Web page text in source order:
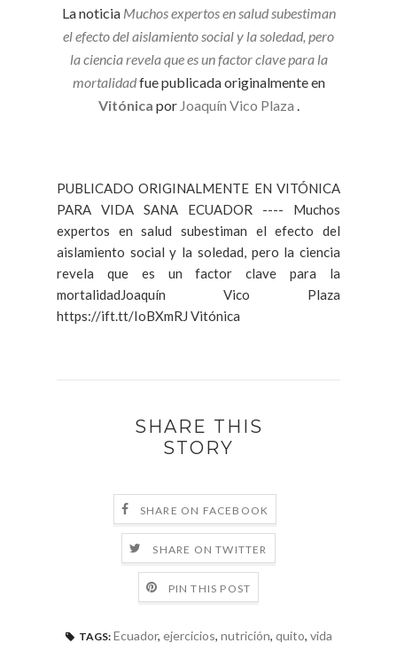
La noticia Muchos expertos en salud subestiman
el efecto del aislamiento social y la soledad, pero
la ciencia revela que es un factor clave para la
mortalidadfue publicada originalmente en
Vitónica por Joaquín Vico Plaza .
PUBLICADO ORIGINALMENTE EN VITÓNICA
PARA VIDA SANA ECUADOR ---- Muchos
expertos en salud subestiman el efecto del
aislamiento social y la soledad, pero la ciencia
revela que es un factor clave para la
mortalidadJoaquín Vico Plaza
https://ift.tt/IoBXmRJ Vitónica
SHARE THIS
STORY
SHARE ON FACEBOOK
SHARE ON TWITTER
PIN THIS POST
TAGS: Ecuador, ejercicios, nutrición, quito, vida